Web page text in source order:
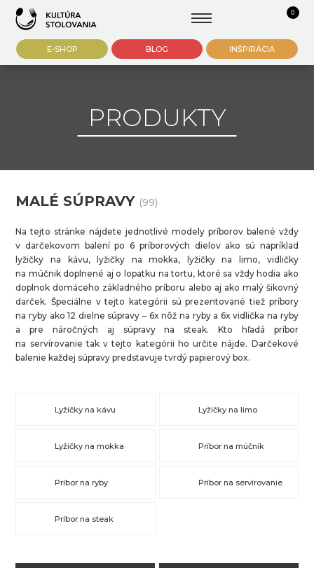
0
E-SHOP BLOG INŠPIRÁCIA
PRODUKTY
MALÉ SÚPRAVY (99)
Na tejto stránke nájdete jednotlivé modely príborov balené vždy
v darčekovom balení po 6 príborových dielov ako sú napríklad
lyžičky na kávu, lyžičky na mokka, lyžičky na limo, vidličky
na múčnik doplnené aj o lopatku na tortu, ktoré sa vždy hodia ako
doplnok domáceho základného príboru alebo aj ako malý šikovný
darček. Špeciálne v tejto kategórii sú prezentované tiež príbory
na ryby ako 12 dielne súpravy – 6x nôž na ryby a 6x vidlička na ryby
a pre náročných aj súpravy na steak. Kto hľadá príbor
na servírovanie tak v tejto kategórii ho určite nájde. Darčekové
balenie každej súpravy predstavuje tvrdý papierový box.
Lyžičky na kávu Lyžičky na limo
Lyžičky na mokka Príbor na múčnik
Príbor na ryby Príbor na servírovanie
Príbor na steak